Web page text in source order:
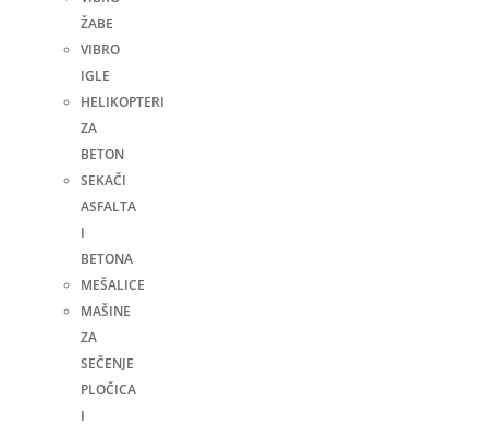
ŽABE
VIBRO
IGLE
HELIKOPTERI
ZA
BETON
SEKAČI
ASFALTA
I
BETONA
MEŠALICE
MAŠINE
ZA
SEČENJE
PLOČICA
I